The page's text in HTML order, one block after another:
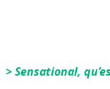
> Sensational,